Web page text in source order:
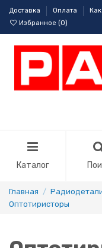
Доставка Оплата
Избранное (0)
Каталог
Главная
Оптотиристоры